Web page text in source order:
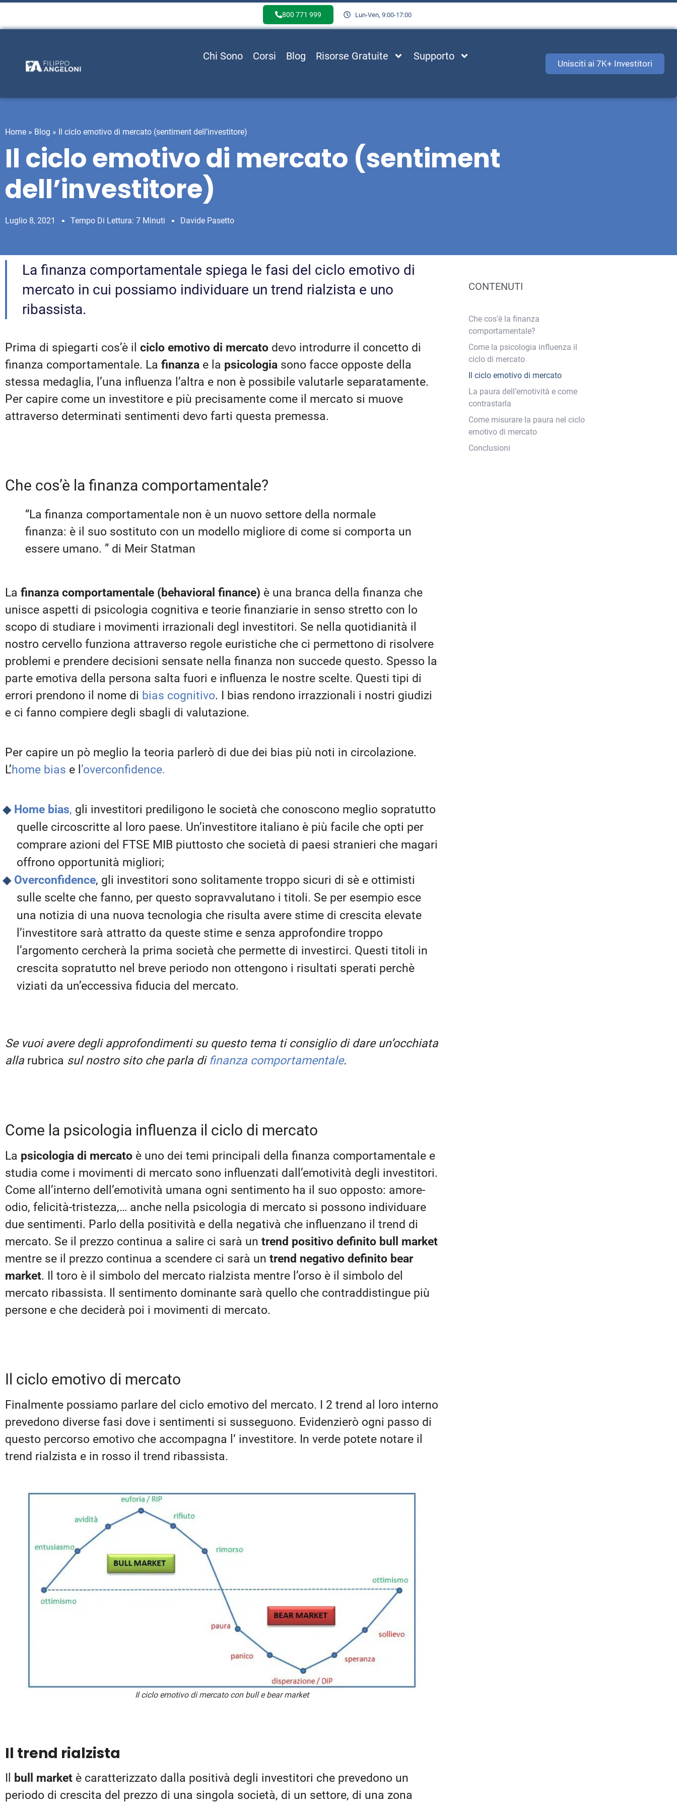
800 771 999 Lun-Ven, 9:00-17:00
Chi Sono Corsi Blog Risorse Gratuite Supporto
Unisciti ai 7K+ Investitori
Home » Blog » Il ciclo emotivo di mercato (sentiment dell’investitore)
Il ciclo emotivo di mercato (sentiment
dell’investitore)
Luglio 8, 2021 Tempo Di Lettura: 7 Minuti Davide Pasetto
La finanza comportamentale spiega le fasi del ciclo emotivo di
mercato in cui possiamo individuare un trend rialzista e uno
ribassista.
Prima di spiegarti cos’è il ciclo emotivo di mercato devo introdurre il concetto di
finanza comportamentale. La finanza e la psicologia sono facce opposte della
stessa medaglia, l’una influenza l’altra e non è possibile valutarle separatamente.
Per capire come un investitore e più precisamente come il mercato si muove
attraverso determinati sentimenti devo farti questa premessa.
Che cos’è la finanza comportamentale?
“La finanza comportamentale non è un nuovo settore della normale
finanza: è il suo sostituto con un modello migliore di come si comporta un
essere umano. ” di Meir Statman
La finanza comportamentale (behavioral finance) è una branca della finanza che
unisce aspetti di psicologia cognitiva e teorie finanziarie in senso stretto con lo
scopo di studiare i movimenti irrazionali degl investitori. Se nella quotidianità il
nostro cervello funziona attraverso regole euristiche che ci permettono di risolvere
problemi e prendere decisioni sensate nella finanza non succede questo. Spesso la
parte emotiva della persona salta fuori e influenza le nostre scelte. Questi tipi di
errori prendono il nome di bias cognitivo. I bias rendono irrazzionali i nostri giudizi
e ci fanno compiere degli sbagli di valutazione.
Per capire un pò meglio la teoria parlerò di due dei bias più noti in circolazione.
L’home bias e l ’overconfidence.
Home bias, gli investitori prediligono le società che conoscono meglio sopratutto
quelle circoscritte al loro paese. Un’investitore italiano è più facile che opti per
comprare azioni del FTSE MIB piuttosto che società di paesi stranieri che magari
offrono opportunità migliori;
Overconfidence, gli investitori sono solitamente troppo sicuri di sè e ottimisti
sulle scelte che fanno, per questo sopravvalutano i titoli. Se per esempio esce
una notizia di una nuova tecnologia che risulta avere stime di crescita elevate
l’investitore sarà attratto da queste stime e senza approfondire troppo
l’argomento cercherà la prima società che permette di investirci. Questi titoli in
crescita sopratutto nel breve periodo non ottengono i risultati sperati perchè
viziati da un’eccessiva fiducia del mercato.
Se vuoi avere degli approfondimenti su questo tema ti consiglio di dare un’occhiata
alla rubrica sul nostro sito che parla di finanza comportamentale.
Come la psicologia influenza il ciclo di mercato
La psicologia di mercato è uno dei temi principali della finanza comportamentale e
studia come i movimenti di mercato sono influenzati dall’emotività degli investitori.
Come all’interno dell’emotività umana ogni sentimento ha il suo opposto: amore-
odio, felicità-tristezza,… anche nella psicologia di mercato si possono individuare
due sentimenti. Parlo della positività e della negativà che influenzano il trend di
mercato. Se il prezzo continua a salire ci sarà un trend positivo definito bull market
mentre se il prezzo continua a scendere ci sarà un trend negativo definito bear
market. Il toro è il simbolo del mercato rialzista mentre l’orso è il simbolo del
mercato ribassista. Il sentimento dominante sarà quello che contraddistingue più
persone e che deciderà poi i movimenti di mercato.
Il ciclo emotivo di mercato
Finalmente possiamo parlare del ciclo emotivo del mercato. I 2 trend al loro interno
prevedono diverse fasi dove i sentimenti si susseguono. Evidenzierò ogni passo di
questo percorso emotivo che accompagna l‘ investitore. In verde potete notare il
trend rialzista e in rosso il trend ribassista.
Il ciclo emotivo di mercato con bull e bear market
Il trend rialzista
bull market è caratterizzato dalla positivà degli investitori che prevedono un
periodo di crescita del prezzo di una singola società, di un settore, di una zona
CONTENUTI
Che cos’è la finanza
comportamentale?
Come la psicologia influenza il
ciclo di mercato
Il ciclo emotivo di mercato
La paura dell’emotività e come
contrastarla
Come misurare la paura nel ciclo
emotivo di mercato
Conclusioni